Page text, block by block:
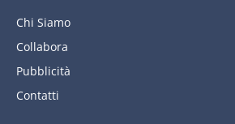
Chi Siamo
Collabora
Pubblicità
Contatti